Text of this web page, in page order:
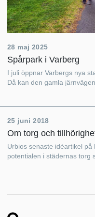
28 maj 2025
Spårpark i Varberg
I juli öppnar Varbergs nya
Då kan den gamla
25 juni 2018
Om torg och
Urbios senaste idéartikel
potentialen i städernas torg